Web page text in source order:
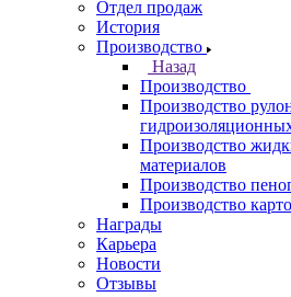
Отдел продаж
История
Производство
Назад
Производство
Производство
Производство
материалов
Производство
Производство
Награды
Карьера
Новости
Отзывы